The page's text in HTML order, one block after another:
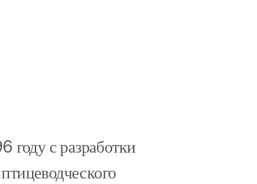
году с разработки